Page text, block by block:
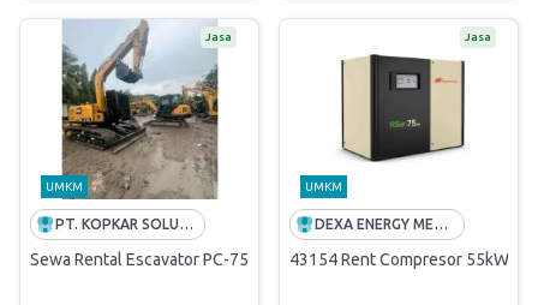
Jasa
UMKM
PT. KOPKAR SOLUSI BERSAMA
Sewa Rental Escavator PC-75 @ 1 jam Inc BBM & Operator
Jasa
UMKM
DEXA ENERGY MEDAN
43154 Rent Compresor 55kW